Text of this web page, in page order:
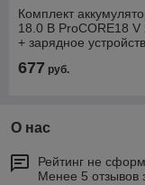
Комплект
18.0 В ProCORE18 V
+ зарядное
ProCORE18 V 4,0Ah
677 руб.
О нас
Рейтинг не
Менее 5 отзывов